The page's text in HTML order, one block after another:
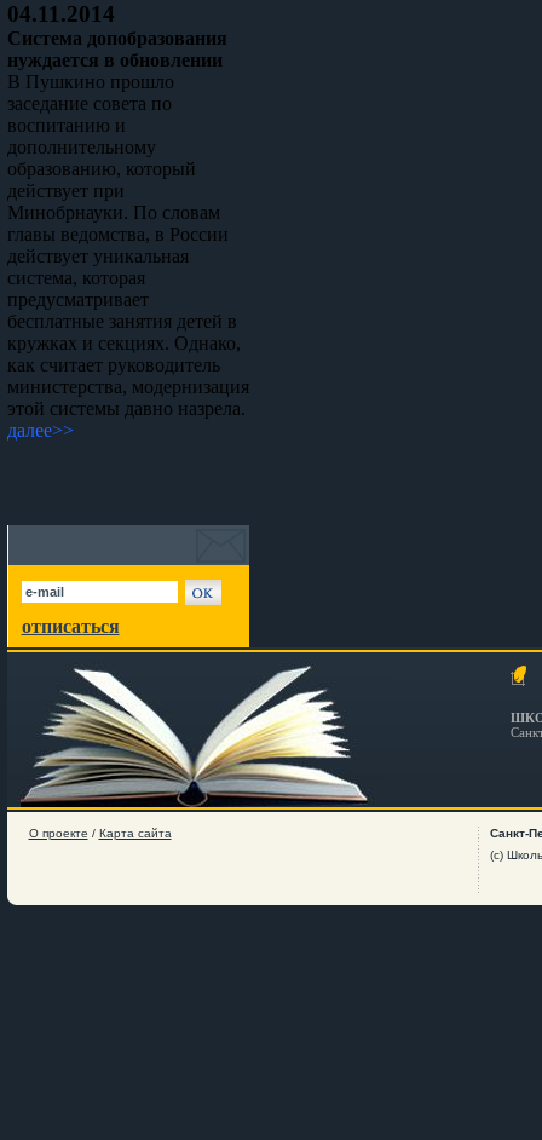
04.11.2014
Система допобразования
нуждается в обновлении
В Пушкино прошло
заседание совета по
воспитанию и
дополнительному
образованию, который
действует при
Минобрнауки. По словам
главы ведомства, в России
действует уникальная
система, которая
предусматривает
бесплатные занятия детей в
кружках и секциях. Однако,
как считает руководитель
министерства, модернизация
этой системы давно назрела.
далее>>
отписаться
О проекте / Карта сайта
Санкт-
(c)